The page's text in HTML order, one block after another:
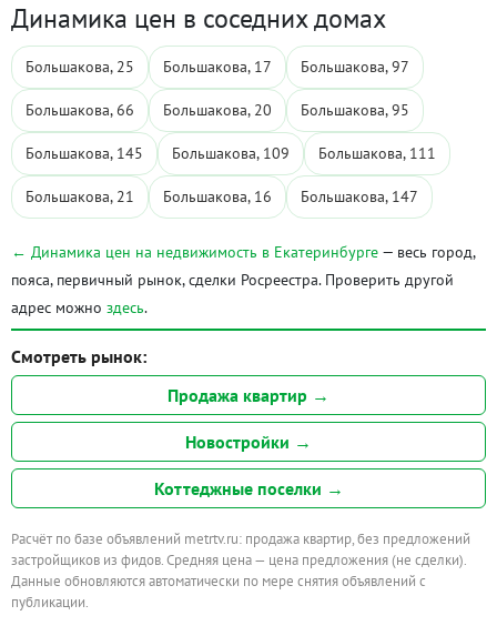
Динамика цен в соседних домах
Большакова, 25 Большакова, 17 Большакова, 97
Большакова, 66 Большакова, 20 Большакова, 95
Большакова, 145 Большакова, 109 Большакова, 111
Большакова, 21 Большакова, 16 Большакова, 147
← Динамика цен на недвижимость в Екатеринбурге — весь город,
пояса, первичный рынок, сделки Росреестра. Проверить другой
адрес можно здесь.
Смотреть рынок:
Продажа квартир →
Новостройки →
Коттеджные поселки →
Расчёт по базе объявлений metrtv.ru: продажа квартир, без предложений
застройщиков из фидов. Средняя цена — цена предложения (не сделки).
Данные обновляются автоматически по мере снятия объявлений с
публикации.